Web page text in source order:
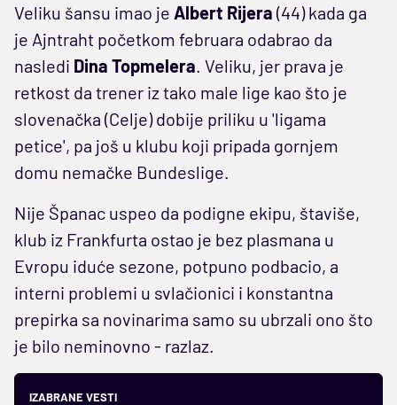
Veliku šansu imao je Albert Rijera (44) kada ga
je Ajntraht početkom februara odabrao da
nasledi Dina Topmelera. Veliku, jer prava je
retkost da trener iz tako male lige kao što je
slovenačka (Celje) dobije priliku u 'ligama
petice', pa još u klubu koji pripada gornjem
domu nemačke Bundeslige.
Nije Španac uspeo da podigne ekipu, štaviše,
klub iz Frankfurta ostao je bez plasmana u
Evropu iduće sezone, potpuno podbacio, a
interni problemi u svlačionici i konstantna
prepirka sa novinarima samo su ubrzali ono što
je bilo neminovno - razlaz.
IZABRANE VESTI